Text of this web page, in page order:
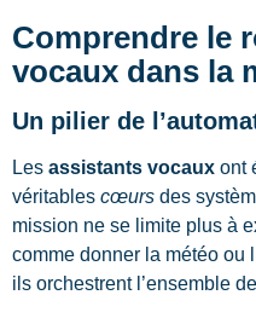
Comprendre le
vocaux dans la
Un pilier de
Les assistants vocaux ont
véritables cœurs des
mission ne se limite plus à
comme donner la météo ou
ils orchestrent l’ensemble